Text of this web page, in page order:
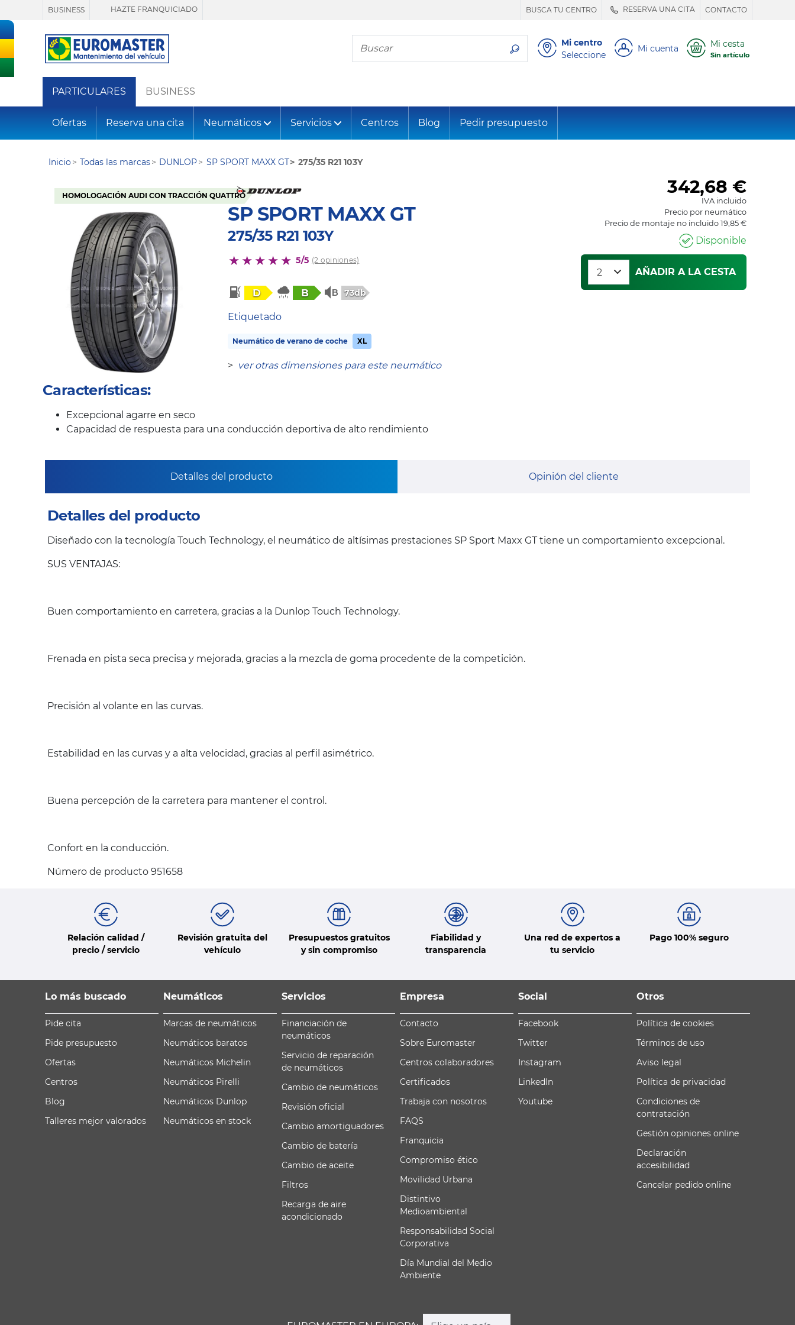
BUSINESS HAZTE FRANQUICIADO BUSCA TU CENTRO RESERVA UNA CITA CONTACTO
Busca tu neumático
Mi centro
Seleccione
Mi cuenta Mi cesta
Sin artículo
PARTICULARES BUSINESS
Ofertas Reserva una cita Neumáticos Servicios Centros Blog Pedir presupuesto
Inicio Todas las marcas DUNLOP SP SPORT MAXX GT 275/35 R21 103Y
HOMOLOGACIÓN AUDI CON TRACCIÓN QUATTRO
SP SPORT MAXX GT
275/35 R21 103Y
5/5 (2 opiniones)
D B 73db
Etiquetado
Neumático de verano de coche XL
> ver otras dimensiones para este neumático
342,68 €
IVA incluido
Precio por neumático
Precio de montaje no incluido 19,85 €
Disponible
AÑADIR A LA CESTA
Características:
Excepcional agarre en seco
Capacidad de respuesta para una conducción deportiva de alto rendimiento
Detalles del producto Opinión del cliente
Detalles del producto
Diseñado con la tecnología Touch Technology, el neumático de altísimas prestaciones SP Sport Maxx GT tiene un comportamiento excepcional.
SUS VENTAJAS:
Buen comportamiento en carretera, gracias a la Dunlop Touch Technology.
Frenada en pista seca precisa y mejorada, gracias a la mezcla de goma procedente de la competición.
Precisión al volante en las curvas.
Estabilidad en las curvas y a alta velocidad, gracias al perfil asimétrico.
Buena percepción de la carretera para mantener el control.
Confort en la conducción.
Número de producto 951658
Relación calidad /
precio / servicio
Revisión gratuita del
vehículo
Presupuestos gratuitos
y sin compromiso
Fiabilidad y
transparencia
Una red de expertos a
tu servicio
Pago 100% seguro
Lo más buscado
Pide cita
Pide presupuesto
Ofertas
Centros
Blog
Talleres mejor valorados
Neumáticos
Marcas de neumáticos
Neumáticos baratos
Neumáticos Michelin
Neumáticos Pirelli
Neumáticos Dunlop
Neumáticos en stock
Servicios
Financiación de
neumáticos
Servicio de reparación
de neumáticos
Cambio de neumáticos
Revisión oficial
Cambio amortiguadores
Cambio de batería
Cambio de aceite
Filtros
Recarga de aire
acondicionado
Empresa
Contacto
Sobre Euromaster
Centros colaboradores
Certificados
Trabaja con nosotros
FAQS
Franquicia
Compromiso ético
Movilidad Urbana
Distintivo
Medioambiental
Responsabilidad Social
Corporativa
Día Mundial del Medio
Ambiente
Social
Facebook
Twitter
Instagram
LinkedIn
Youtube
Otros
Política de cookies
Términos de uso
Aviso legal
Política de privacidad
Condiciones de
contratación
Gestión opiniones online
Declaración
accesibilidad
Cancelar pedido online